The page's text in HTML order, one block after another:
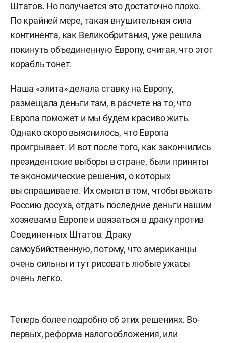
Штатов. Но получается это достаточно плохо.
По крайней мере, такая внушительная сила
континента, как Великобритания, уже решила
покинуть объединенную Европу, считая, что этот
корабль тонет.
Наша «элита» делала ставку на Европу,
размещала деньги там, в расчете на то, что
Европа поможет и мы будем красиво жить.
Однако скоро выяснилось, что Европа
проигрывает. И вот после того, как закончились
президентские выборы в стране, были приняты
те экономические решения, о которых
вы спрашиваете. Их смысл в том, чтобы выжать
Россию досуха, отдать последние деньги нашим
хозяевам в Европе и ввязаться в драку против
Соединенных Штатов. Драку
самоубийственную, потому, что американцы
очень сильны и тут рисовать любые ужасы
очень легко.
Теперь более подробно об этих решениях. Во-
первых, реформа налогообложения, или